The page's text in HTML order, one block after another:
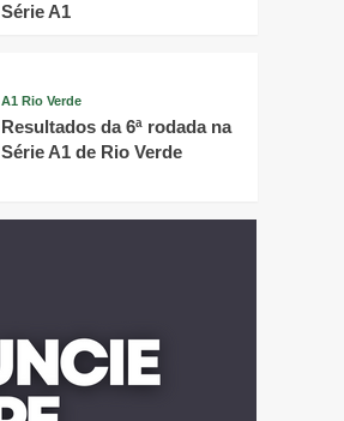
Série A1
A1 Rio Verde
Resultados da 6ª rodada na
Série A1 de Rio Verde